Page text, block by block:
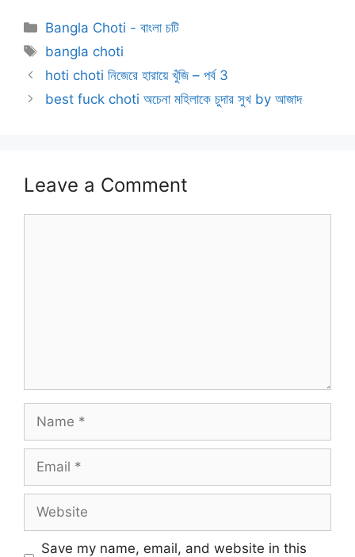
Categories
Bangla Choti - বাংলা চটি
Tags
bangla choti
hoti choti নিজেরে হারায়ে খুঁজি – পর্ব 3
best fuck choti অচেনা মহিলাকে চুদার সুখ by আজাদ
Leave a Comment
Name
Email
Website
Save my name, email, and website in this